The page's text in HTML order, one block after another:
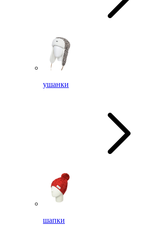
ушанки
шапки